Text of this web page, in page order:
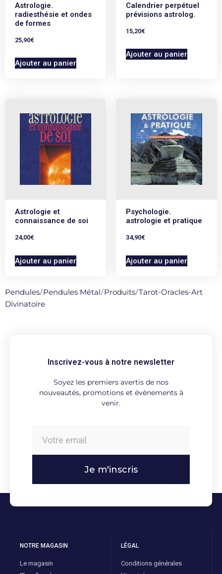
Astrologie.
radiesthésie et ondes
de formes
25,90€
Ajouter au panier
Calendrier perpétuel
prévisions astrolog.
15,20€
Ajouter au panier
Astrologie et
connaissance de soi
24,00€
Ajouter au panier
Psychologie.
astrologie et pratique
34,90€
Ajouter au panier
Pendules/Pendules Métal/Produits/Tarot-Oracles-Art
Divinatoire
Inscrivez-vous à notre newsletter
Soyez les premiers avertis de nos
nouveautés, promotions et évènements à
venir.
Je m'inscris
NOTRE MAGASIN
Le magasin
LÉGAL
Conditions générales